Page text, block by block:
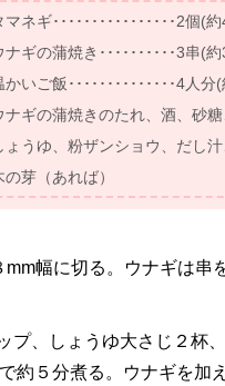
マネギ････････････････2個(
ナギの蒲焼き･･････････3串(
かいご飯･･････････････4人分
ナギの蒲焼きのたれ、酒、砂糖
ょうゆ、粉ザンショウ、だし汁
の芽（あれば）
幅に切る。ウナギは串
プ、しょうゆ大さじ２杯
約５分煮る。ウナギを加